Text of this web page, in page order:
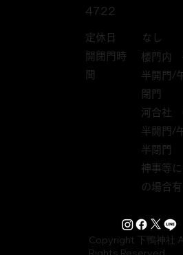
Copyright 下鴨神社
4722
定休日
なし
開閉門時
間
楼門内
半開門/
閉門
河合社
半開門/
半閉門
神事等
の場合有